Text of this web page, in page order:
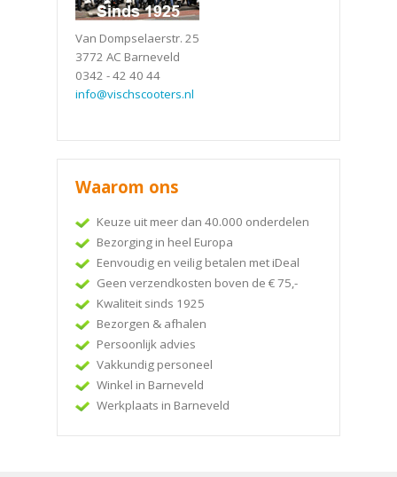
Van Dompselaerstr. 25
3772 AC Barneveld
0342 - 42 40 44
info@vischscooters.nl
Waarom ons
Keuze uit meer dan 40.000 onderdelen
Bezorging in heel Europa
Eenvoudig en veilig betalen met iDeal
Geen verzendkosten boven de € 75,-
Kwaliteit sinds 1925
Bezorgen & afhalen
Persoonlijk advies
Vakkundig personeel
Winkel in Barneveld
Werkplaats in Barneveld